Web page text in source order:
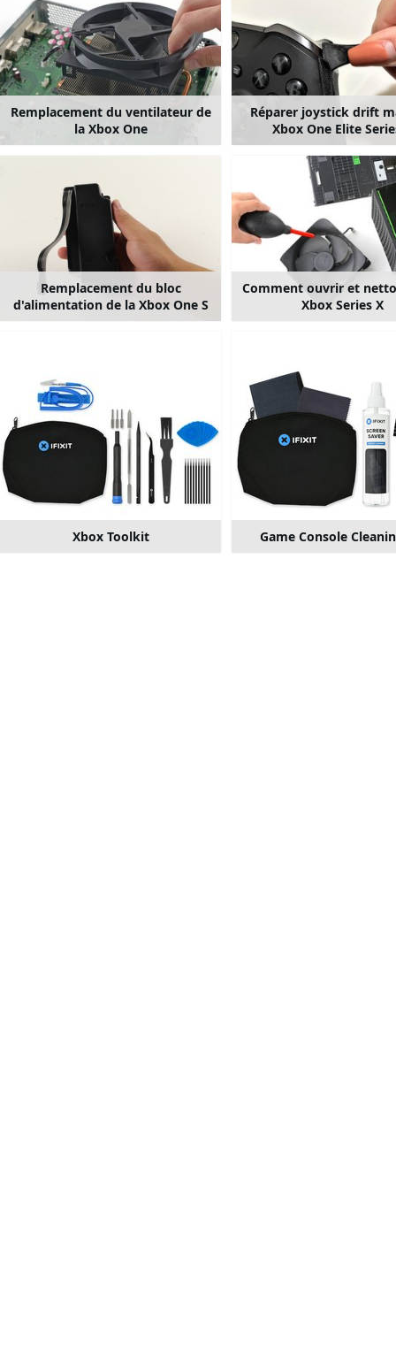
Remplacement du ventilateur de
la Xbox One
Réparer joystick drift
Xbox One Elite
Remplacement du bloc
d'alimentation de la Xbox One S
Comment ouvrir et
Xbox Series X
Xbox Toolkit Game Console